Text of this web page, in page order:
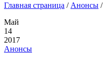
Главная страница / Анонсы /
Май
14
2017
Анонсы